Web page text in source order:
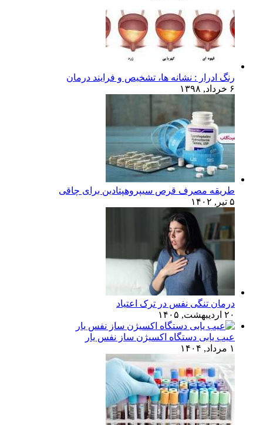
رنگ ادرار : نشانه ها، تشخیص و فرایند درمان
۶ خرداد, ۱۳۹۸
طریقه مصرف قرص سیپروهپتادین برای چاقی
۵ تیر, ۱۴۰۲
درمان تنگی نفس در ترک اعتیاد
۲۰ اردیبهشت, ۱۴۰۵
عیب یابی دستگاه اکسیژن ساز نفس یار
۱ مرداد, ۱۴۰۴